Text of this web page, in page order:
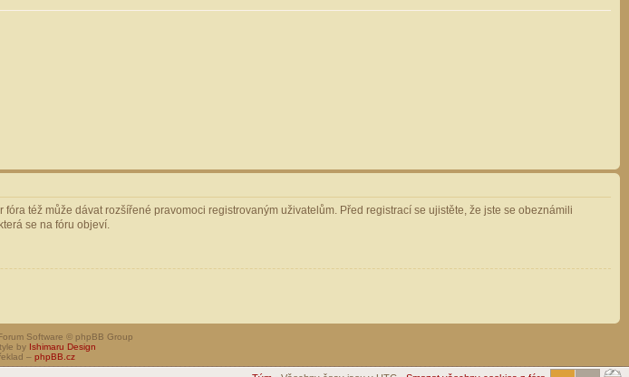
též může dávat rozšířené pravomoci registrovaným uživatelům. Před registrací se ujistěte, že jste se obeznámili
se na fóru objeví.
Software © phpBB Group
by Ishimaru Design
– phpBB.cz